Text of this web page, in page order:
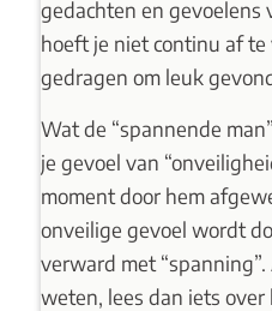
gedachten en gevoelens
hoeft je niet continu af te
gedragen om leuk
Wat de “spannende
je gevoel van
moment door hem
onveilige gevoel wordt
verward met
weten, lees dan iets over